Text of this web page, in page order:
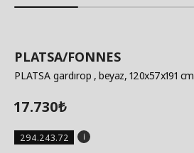
PLATSA/FONNES
PLATSA gardırop , beyaz, 120x57x191 cm
17.730₺
294.243.72